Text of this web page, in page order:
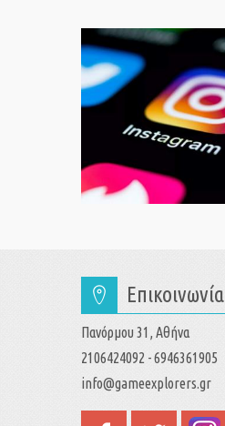
Επικοινωνία
Πανόρμου 31, Αθήνα
2106424092 - 6946361905
info@gameexplorers.gr